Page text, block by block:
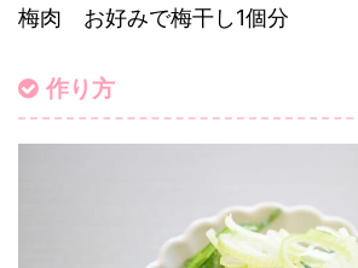
梅肉 お好みで梅干し1個分
作り方